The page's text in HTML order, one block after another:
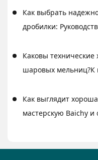
Как выбрать
дробилки:
Каковы технические
шаровых мельниц?К
Как выглядит
мастерскую Baichy и